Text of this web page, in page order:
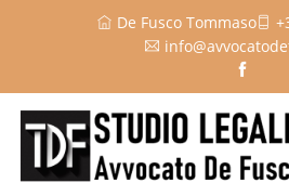
De Fusco Tommaso